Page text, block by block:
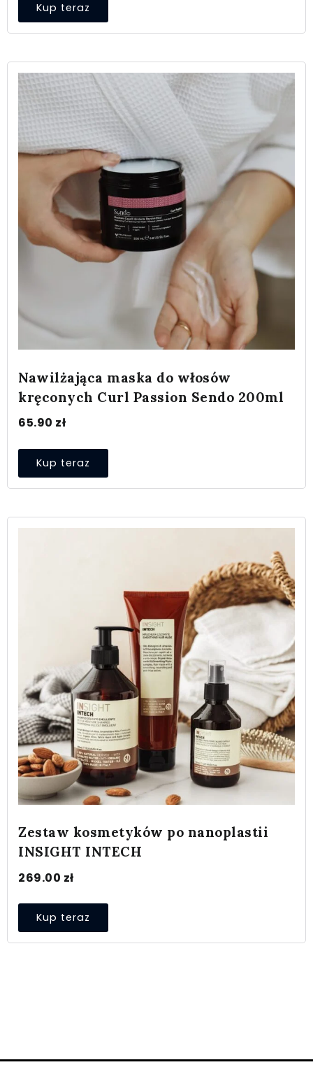
Kup teraz
Nawilżająca maska do włosów
kręconych Curl Passion Sendo 200ml
65.90 zł
Kup teraz
Zestaw kosmetyków po nanoplastii
INSIGHT INTECH
269.00 zł
Kup teraz